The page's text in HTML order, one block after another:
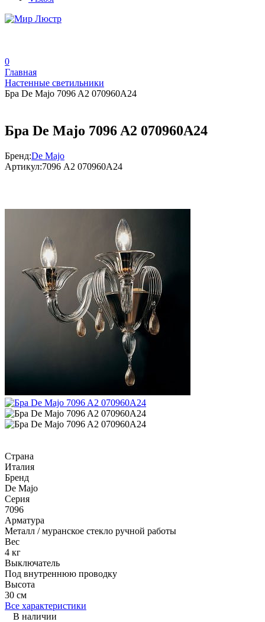
0
Главная
Настенные светильники
Бра De Majo 7096 A2 070960A24
Бра De Majo 7096 A2 070960A24
Бренд:De Majo
Артикул:7096 A2 070960A24
Страна
Италия
Бренд
De Majo
Серия
7096
Арматура
Металл / муранское стекло ручной работы
Вес
4 кг
Выключатель
Под внутреннюю проводку
Высота
30 см
Все характеристики
В наличии